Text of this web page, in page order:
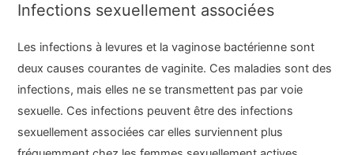
Infections sexuellement associées
Les infections à levures et la vaginose bactérienne sont
deux causes courantes de vaginite. Ces maladies sont des
infections, mais elles ne se transmettent pas par voie
sexuelle. Ces infections peuvent être des infections
sexuellement associées car elles surviennent plus